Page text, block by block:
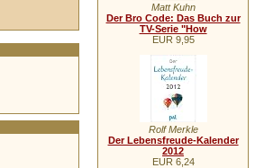
Matt Kuhn
Der Bro Code: Das Buch zur
TV-Serie "How
EUR 9,95
Rolf Merkle
Der Lebensfreude-Kalender
2012
EUR 6,24